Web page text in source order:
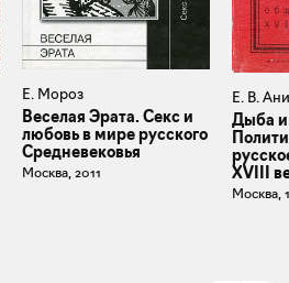
Е. Мороз
Веселая Эрата. Секс и
любовь в мире русского
Средневековья
Москва, 2011
Е. В.
Дыба и
XVIII
Москва,